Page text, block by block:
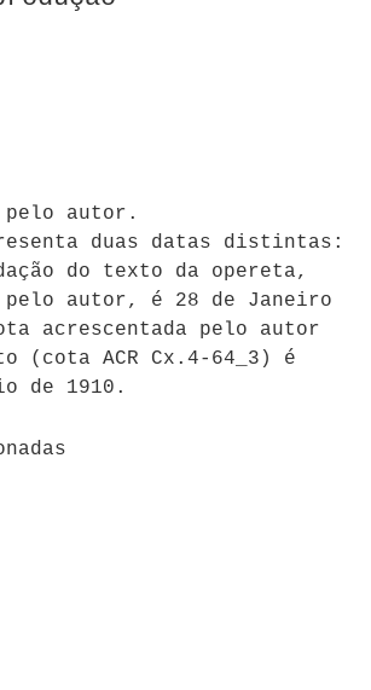
pelo autor.
duas datas distintas:
do texto da opereta,
pelo autor, é 28 de Janeiro
acrescentada pelo autor
(cota ACR Cx.4-64_3) é
de 1910.